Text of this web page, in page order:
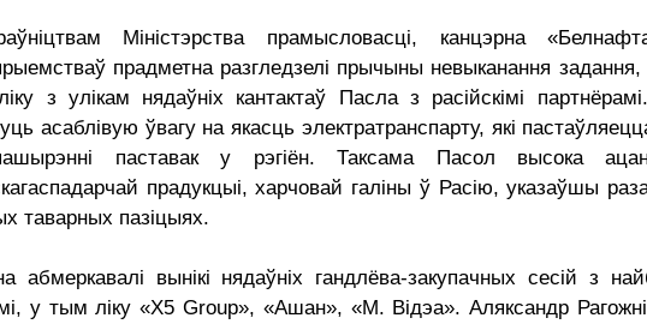
Міністэрства прамысловасці, канцэрна
прадметна разгледзелі прычыны невыканання
з улікам нядаўніх кантактаў Пасла з расійскімі
асаблівую ўвагу на якасць электратранспарту, які
паставак у рэгіён. Таксама Пасол высока
прадукцыі, харчовай галіны ў Расію, указаўшы
таварных пазіцыях.
абмеркавалі вынікі нядаўніх гандлёва-закупачных сесій з
у тым ліку «X5 Group», «Ашан», «М. Відэа». Аляксандр